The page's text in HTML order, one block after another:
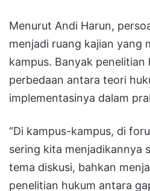
Menurut Andi Harun,
menjadi ruang kajian yang
kampus. Banyak penelitian
perbedaan antara teori
implementasinya dalam
“Di kampus-kampus, di
sering kita menjadikannya
tema diskusi, bahkan
penelitian hukum antara